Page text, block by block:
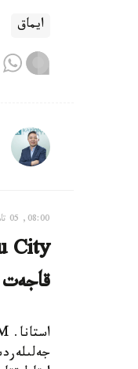
ايماق
08:00, 05 تامىز 2026
قاجەت